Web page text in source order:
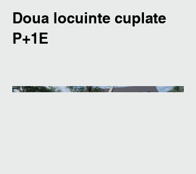
Doua locuinte cuplate
P+1E